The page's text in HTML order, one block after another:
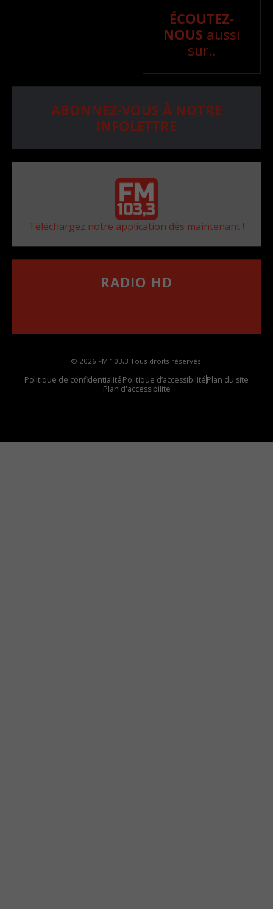
ÉCOUTEZ-
NOUS aussi
sur..
ABONNEZ-VOUS À NOTRE
INFOLETTRE
Téléchargez notre application dès maintenant !
RADIO HD
© 2026 FM 103,3 Tous droits réservés.
Politique de confidentialitéPolitique d’accessibilitéPlan du site
Plan d'accessibilite